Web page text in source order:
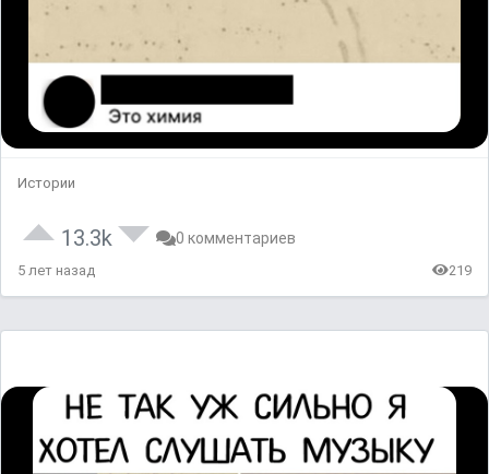
Истории
13.3k 0 комментариев
5 лет назад 219